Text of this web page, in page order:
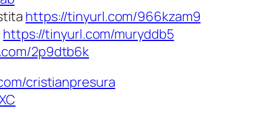
https://tinyurl.com/966kzam9
https://tinyurl.com/muryddb5
2p9dtb6k
cristianpresura